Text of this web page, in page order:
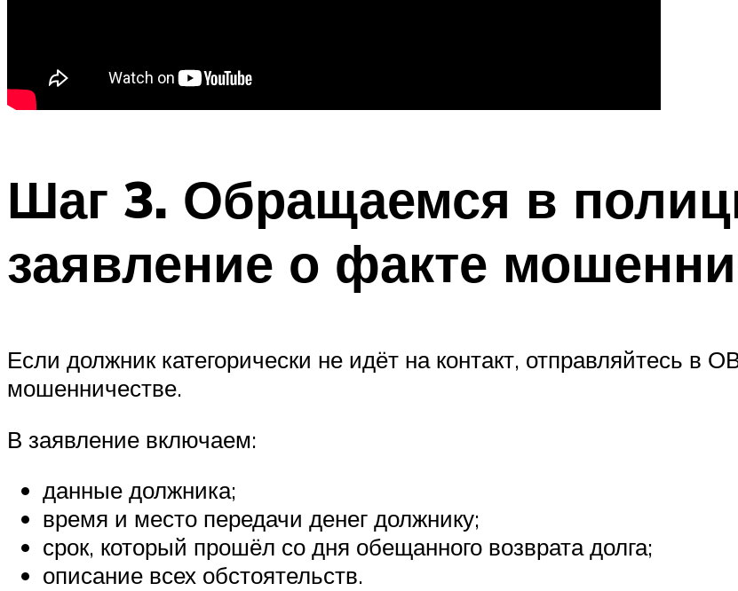
Шаг 3. Обращаемся в
заявление о факте
Если должник категорически не идёт на контакт, отправляйтесь в
мошенничестве.
В заявление включаем:
данные должника;
время и место передачи денег должнику;
срок, который прошёл со дня обещанного возврата долга;
описание всех обстоятельств.